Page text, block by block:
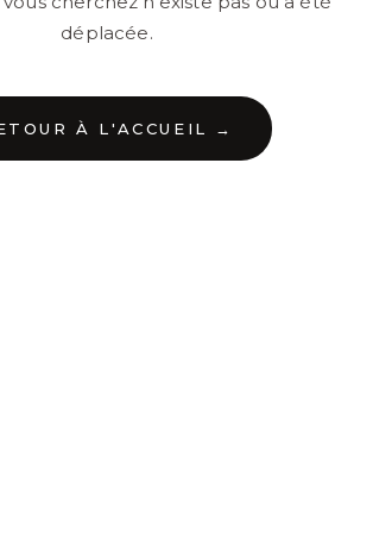
déplacée.
À L'ACCUEIL →